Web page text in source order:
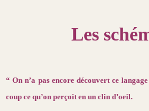
Les
“ On n’a pas encore découvert ce
coup ce qu’on perçoit